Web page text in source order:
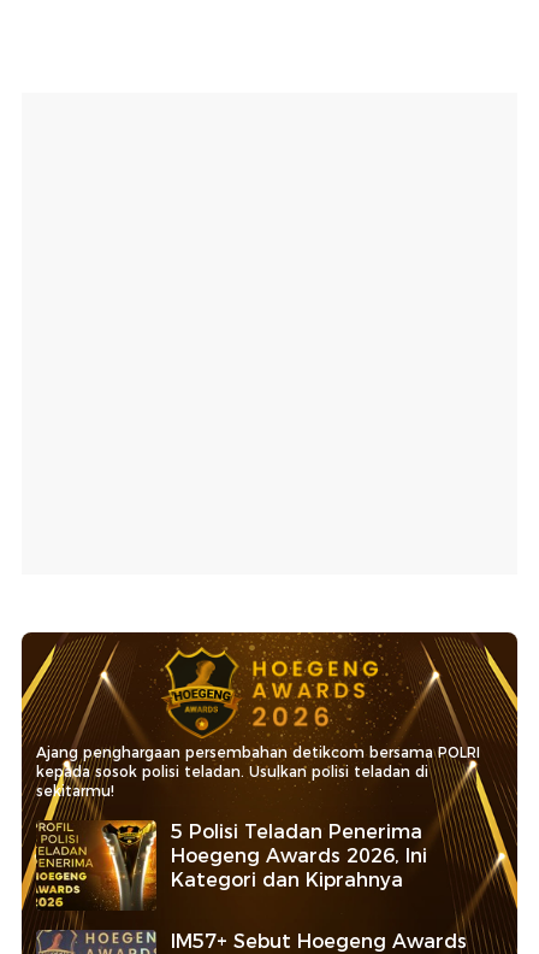
Ajang penghargaan persembahan detikcom bersama POLRI
kepada sosok polisi teladan. Usulkan polisi teladan di
sekitarmu!
5 Polisi Teladan Penerima
Hoegeng Awards 2026, Ini
Kategori dan Kiprahnya
IM57+ Sebut Hoegeng Awards